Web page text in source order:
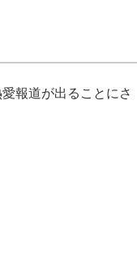
報道が出ることにさ